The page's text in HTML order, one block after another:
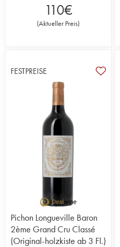
110€
(Aktueller Preis)
FESTPREISE
Pichon Longueville Baron
2ème Grand Cru Classé
(Original-holzkiste ab 3 Fl.)